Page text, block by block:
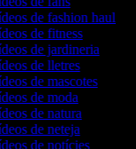
de fashion haul
de fitness
de jardineria
de lletres
de mascotes
de moda
de natura
de neteja
de notícies